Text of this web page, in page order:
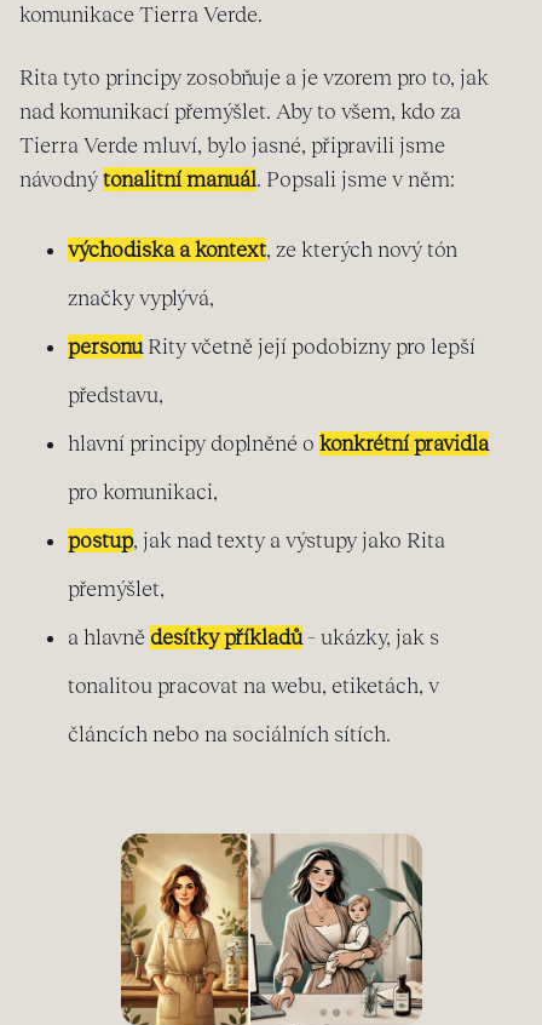
komunikace Tierra Verde.
Rita tyto principy zosobňuje a je vzorem pro to, jak
nad komunikací přemýšlet. Aby to všem, kdo za
Tierra Verde mluví, bylo jasné, připravili jsme
návodný tonalitní manuál. Popsali jsme v něm:
východiska a kontext, ze kterých nový tón
značky vyplývá,
personu Rity včetně její podobizny pro lepší
představu,
hlavní principy doplněné o konkrétní pravidla
pro komunikaci,
postup, jak nad texty a výstupy jako Rita
přemýšlet,
a hlavně desítky příkladů – ukázky, jak s
tonalitou pracovat na webu, etiketách, v
článcích nebo na sociálních sítích.